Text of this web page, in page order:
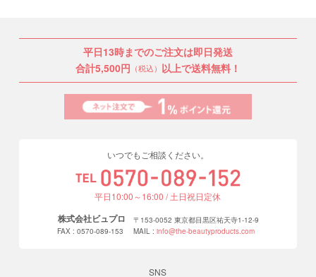
平日13時までのご注文は即日発送
合計5,500円 （税込） 以上で送料無料！
いつでもご相談ください。
平日10:00～16:00 / 土日祝日定休
株式会社ビュプロ
〒153-0052 東京都目黒区祐天寺1-12-9
FAX : 0570-089-153
MAIL : info@the-beautyproducts.com
SNS